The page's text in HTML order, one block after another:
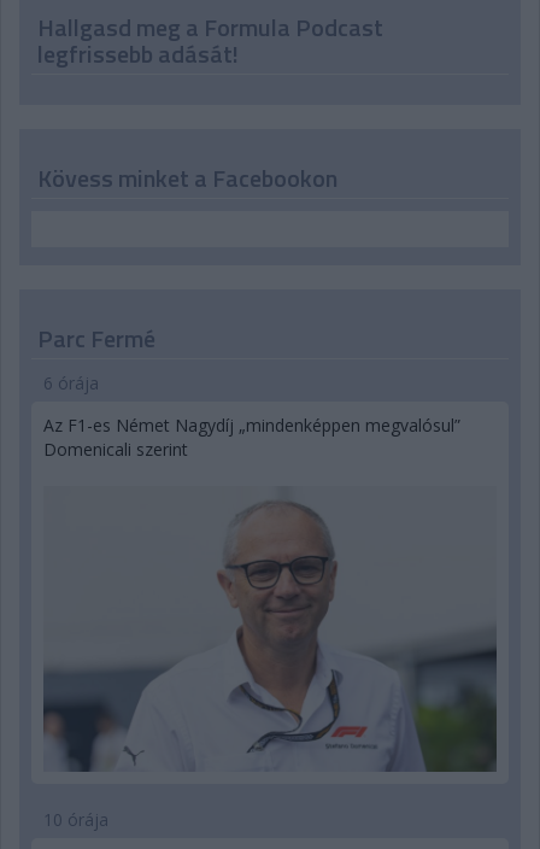
Hallgasd meg a Formula Podcast
legfrissebb adását!
Kövess minket a Facebookon
Parc Fermé
6 órája
Az F1-es Német Nagydíj „mindenképpen megvalósul”
Domenicali szerint
10 órája